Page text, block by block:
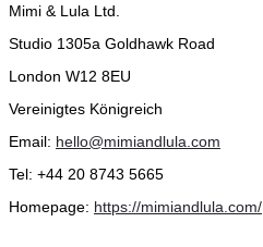
Mimi & Lula Ltd.
Studio 1305a Goldhawk Road
London W12 8EU
Vereinigtes Königreich
Email: hello@mimiandlula.com
Tel: +44 20 8743 5665
Homepage: https://mimiandlula.com/